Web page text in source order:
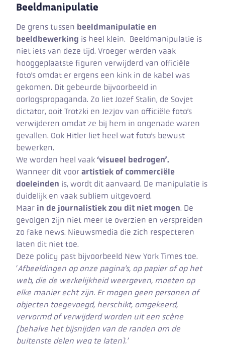
Beeldmanipulatie
De grens tussen beeldmanipulatie en
beeldbewerking is heel klein. Beeldmanipulatie is
niet iets van deze tijd. Vroeger werden vaak
hooggeplaatste figuren verwijderd van officiële
foto’s omdat er ergens een kink in de kabel was
gekomen. Dit gebeurde bijvoorbeeld in
oorlogspropaganda. Zo liet Jozef Stalin, de Sovjet
dictator, ooit Trotzki en Jezjov van officiële foto’s
verwijderen omdat ze bij hem in ongenade waren
gevallen. Ook Hitler liet heel wat foto’s bewust
bewerken.
We worden heel vaak‘visueel bedrogen’.
Wanneer dit voorartistiek of commerciële
doeleinden is, wordt dit aanvaard. De manipulatie is
duidelijk en vaak subliem uitgevoerd.
Maar in de journalistiek zou dit niet mogen. De
gevolgen zijn niet meer te overzien en verspreiden
zo fake news. Nieuwsmedia die zich respecteren
laten dit niet toe.
Deze policy past bijvoorbeeld New York Times toe.
‘Afbeeldingen op onze pagina’s, op papier of op het
web, die de werkelijkheid weergeven, moeten op
elke manier echt zijn. Er mogen geen personen of
objecten toegevoegd, herschikt, omgekeerd,
vervormd of verwijderd worden uit een scène
(behalve het bijsnijden van de randen om de
buitenste delen weg te laten).’